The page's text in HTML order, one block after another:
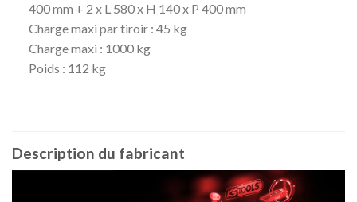
400 mm + 2 x L 580 x H 140 x P 400 mm
Charge maxi par tiroir : 45 kg
Charge maxi : 1000 kg
Poids : 112 kg
Description du fabricant